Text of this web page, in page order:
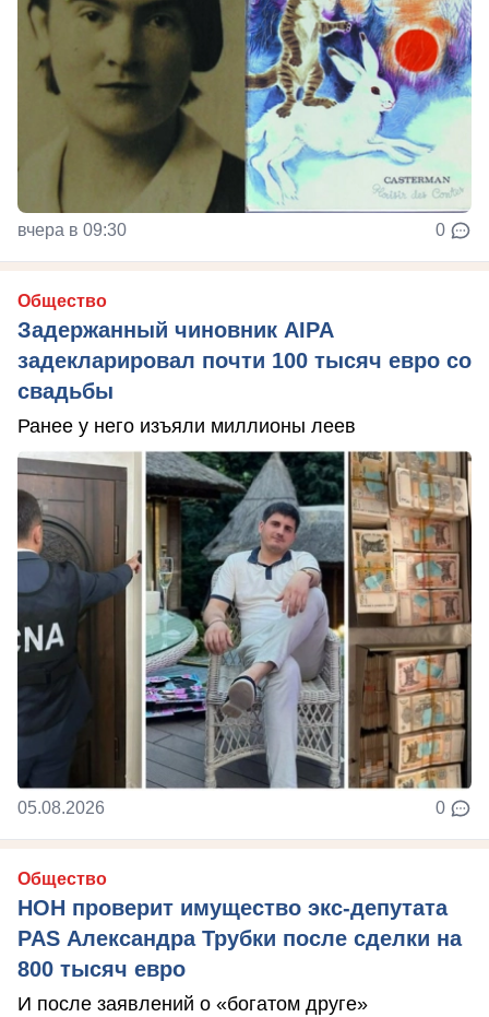
вчера в 09:30 0
Общество
Задержанный чиновник AIPA
задекларировал почти 100 тысяч евро со
свадьбы
Ранее у него изъяли миллионы леев
05.08.2026 0
Общество
НОН проверит имущество экс-депутата
PAS Александра Трубки после сделки на
800 тысяч евро
И после заявлений о «богатом друге»